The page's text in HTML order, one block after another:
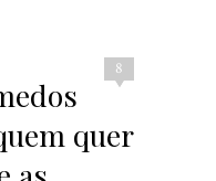
8
quer